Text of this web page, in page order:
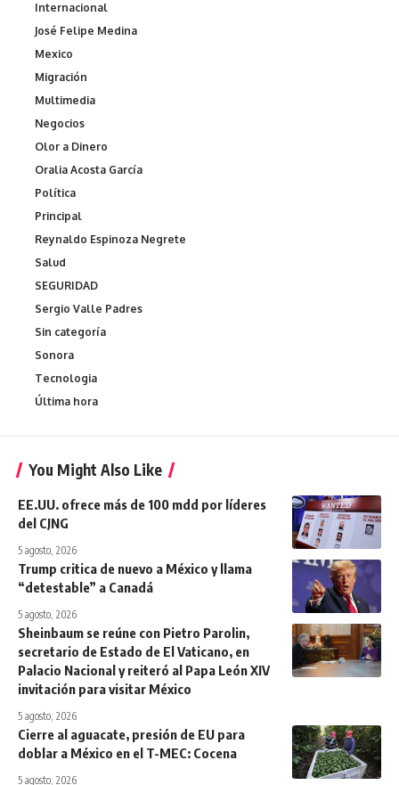
Internacional
José Felipe Medina
Mexico
Migración
Multimedia
Negocios
Olor a Dinero
Oralia Acosta García
Política
Principal
Reynaldo Espinoza Negrete
Salud
SEGURIDAD
Sergio Valle Padres
Sin categoría
Sonora
Tecnologia
Última hora
You Might Also Like
EE.UU. ofrece más de 100 mdd por líderes
del CJNG
5 agosto, 2026
Trump critica de nuevo a México y llama
“detestable” a Canadá
5 agosto, 2026
Sheinbaum se reúne con Pietro Parolin,
secretario de Estado de El Vaticano, en
Palacio Nacional y reiteró al Papa León XIV
invitación para visitar México
5 agosto, 2026
Cierre al aguacate, presión de EU para
doblar a México en el T-MEC: Cocena
5 agosto, 2026